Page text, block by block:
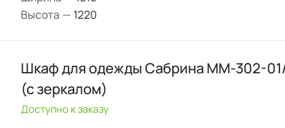
Высота — 1220
Шкаф для одежды Сабрина ММ-302-
(с зеркалом)
Доступно к заказу